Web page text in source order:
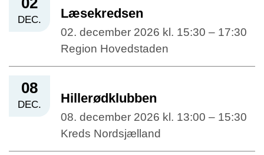
DEC. Læsekredsen
02. december 2026 kl. 15:30 – 17:30
Region Hovedstaden
08
DEC. Hillerødklubben
08. december 2026 kl. 13:00 – 15:30
Kreds Nordsjælland